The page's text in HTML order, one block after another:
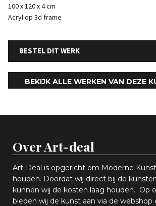
100 x 120 x 4 cm
Acryl op 3d frame
BESTEL DIT WERK
BEKIJK ALLE WERKEN VAN DEZE
Over Art-deal
Art-Deal is opgericht om Moderne
houden. Doordat wij direct bij de
kunnen wij de kosten laag houden. Op
bieden wij de kunst aan via de webshop